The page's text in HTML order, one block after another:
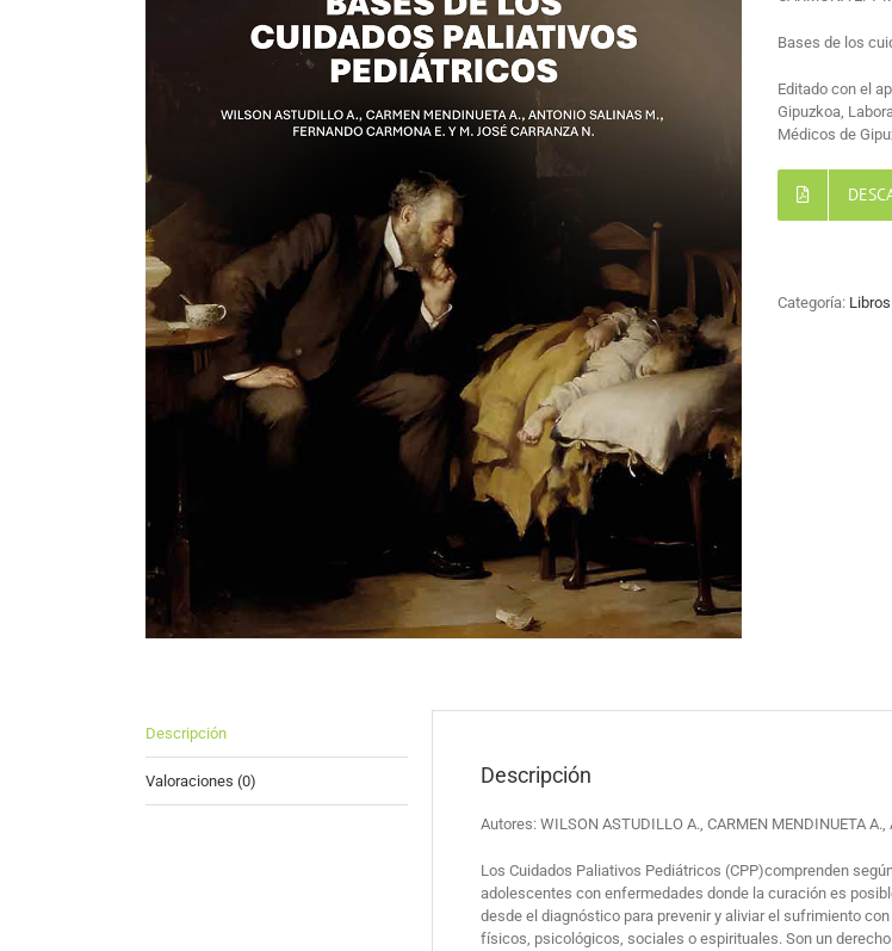
Bases de los
Editado con el
Gipuzkoa,
Médicos de
Categoría:
Descripción
Valoraciones (0) Descripción
Autores: WILSON ASTUDILLO A., CARMEN MENDINUETA
Los Cuidados Paliativos Pediátricos (CPP)comprenden
adolescentes con enfermedades donde la curación es
desde el diagnóstico para prevenir y aliviar el sufrimiento
físicos, psicológicos, sociales o espirituales. Son un